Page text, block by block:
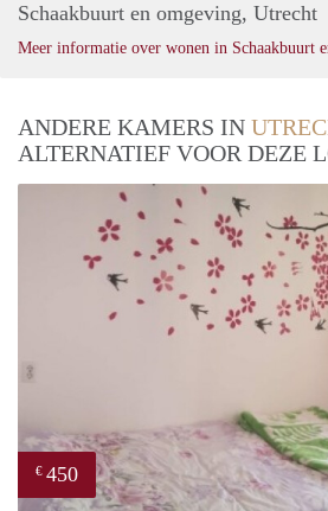
Schaakbuurt en omgeving, Utrecht
Meer informatie over wonen in Schaakbuurt
ANDERE KAMERS IN
ALTERNATIEF VOOR DEZE
€ 450